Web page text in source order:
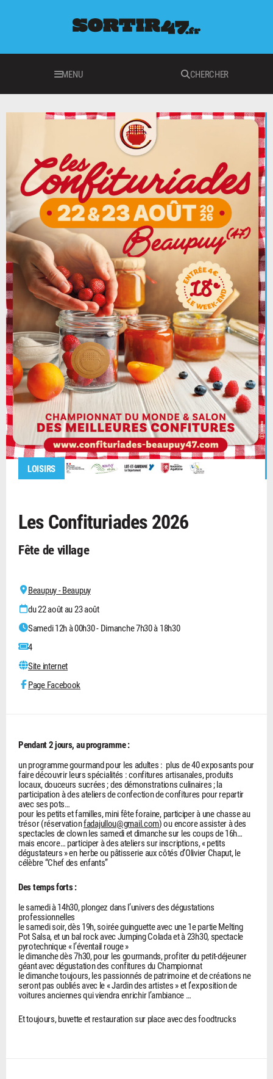
MENU CHERCHER
LOISIRS
Les Confituriades 2026
Fête de village
Beaupuy - Beaupuy
du 22 août au 23 août
Samedi 12h à 00h30 - Dimanche 7h30 à 18h30
4
Site internet
Page Facebook
Pendant 2 jours, au programme :
un programme gourmand pour les adultes : plus de 40 exposants pour
faire découvrir leurs spécialités : confitures artisanales, produits
locaux, douceurs sucrées ; des démonstrations culinaires ; la
participation à des ateliers de confection de confitures pour repartir
avec ses pots…
pour les petits et familles, mini fête foraine, participer à une chasse au
trésor (réservationfadajullou@gmail.com) ou encore assister à des
spectacles de clown les samedi et dimanche sur les coups de 16h…
mais encore… participer à des ateliers sur inscriptions, « petits
dégustateurs » en herbe ou pâtisserie aux côtés d’Olivier Chaput, le
célèbre “Chef des enfants”
Des temps forts :
le samedi à 14h30, plongez dans l’univers des dégustations
professionnelles
le samedi soir, dès 19h, soirée guinguette avec une 1e partie Melting
Pot Salsa, et un bal rock avec Jumping Colada et à 23h30, spectacle
pyrotechnique « l’éventail rouge »
le dimanche dès 7h30, pour les gourmands, profiter du petit-déjeuner
géant avec dégustation des confitures du Championnat
le dimanche toujours, les passionnés de patrimoine et de créations ne
seront pas oubliés avec le « Jardin des artistes » et l’exposition de
voitures anciennes qui viendra enrichir l’ambiance …
Et toujours, buvette et restauration sur place avec des foodtrucks